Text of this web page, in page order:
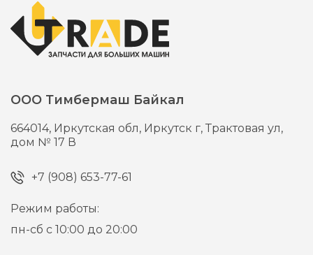
ООО Тимбермаш Байкал
664014, Иркутская обл, Иркутск г,Трактовая ул,
дом № 17 В
+7 (908) 653-77-61
Режим работы:
пн-сб с 10:00 до 20:00